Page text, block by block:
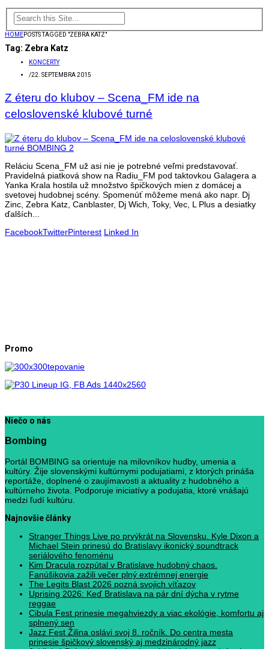
HOMEPOSTS TAGGED "ZEBRA KATZ"
Tag: Zebra Katz
KONCERTY
/22. SEPTEMBRA 2015
Z éteru do klubov – Scena_FM ide na
celoslovenské klubové turné
Reláciu Scena_FM už asi nie je potrebné veľmi predstavovať.
Pravidelná piatková show na Radiu_FM pod taktovkou Galagera a
Yanka Krala hostila už množstvo špičkových mien z domácej a
svetovej hudobnej scény. Spomenúť môžeme mená ako napr. Dj
Zinc, Zebra Katz, Canblaster, Dj Wich, Toky, Vec, L Plus a desiatky
ďalších...
FacebookTwitterPinterest Linked In
Promo
Niečo o nás
Bombing
Portál BOMBING sa orientuje na milovníkov hudby, umenia a
kultúry. Žije slovenskými kultúrnymi podujatiami, z ktorých prináša
reportáže, doplnené o zaujímavosti a aktuality z hudobného a
kultúrneho života. Podporuje iniciatívy a podujatia, ktoré vnášajú
medzi ľudí kultúru.
Najnovšie články
Stranger Things Live po prvýkrát na Slovensku. Kyle Dixon a
Michael Stein prinesú do Bratislavy ikonický soundtrack
seriálového fenoménu
Kim Dracula rozpútal v Bratislave hudobný chaos.
Fanúšikovia zažili večer plný extrémnej energie
The Legits Blast 2026 pozná svojich víťazov
Uprising 2026: Keď Bratislava na pár dní dýcha v rytme
reggae
Cibula Fest prinesie megahviezdy a viac ekológie, komfortu aj
splnený sen
Jazz Fest Žilina oslávi svoj 8. ročník. Do centra mesta
prinesie špičkový slovenský aj medzinárodný jazz